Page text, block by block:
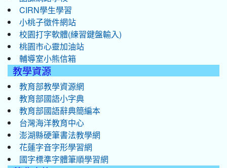
CIRN學生學習
小桃子徵件網站
校園打字軟體(練習鍵盤輸入)
桃園市心靈加油站
輔導室小熊信箱
教學資源
教育部教學資源網
教育部國語小字典
教育部國語辭典簡編本
台灣海洋教育中心
澎湖縣硬筆書法教學網
花蓮字音字形學習網
國字標準字體筆順學習網